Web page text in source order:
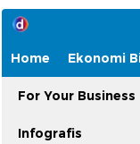
Home Ekonomi
For Your Business
Infografis